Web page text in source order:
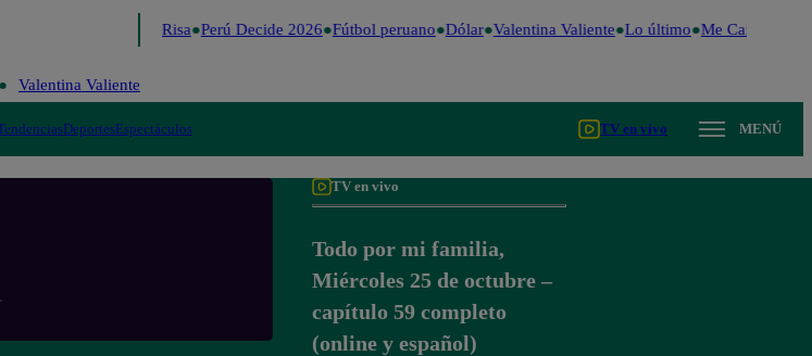
Me Caigo de Risa Perú Decide 2026 Fútbol peruano Dólar Valentina Valiente Lo último Me Caigo de
Valentina Valiente
DeportesEspectáculos TV en vivo MENÚ
TV en vivo
Todo por mi familia,
Miércoles 25 de octubre –
capítulo 59 completo
(online y español)